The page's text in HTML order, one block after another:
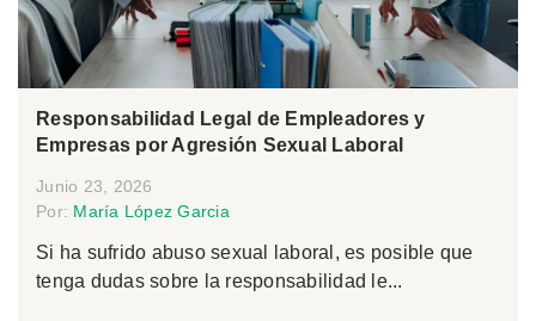
Responsabilidad Legal de Empleadores y
Empresas por Agresión Sexual Laboral
Junio 23, 2026
Por: María López Garcia
Si ha sufrido abuso sexual laboral, es posible que
tenga dudas sobre la responsabilidad le...